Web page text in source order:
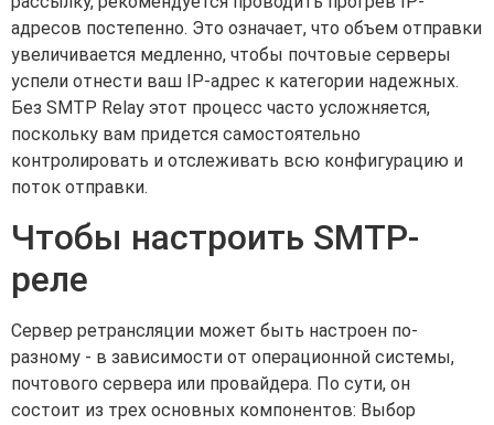
адресов постепенно. Это означает, что объем отправки
увеличивается медленно, чтобы почтовые серверы
успели отнести ваш IP-адрес к категории надежных.
Без SMTP Relay этот процесс часто усложняется,
поскольку вам придется самостоятельно
контролировать и отслеживать всю конфигурацию и
поток отправки.
Чтобы настроить SMTP-
реле
Сервер ретрансляции может быть настроен по-
разному - в зависимости от операционной системы,
почтового сервера или провайдера. По сути, он
состоит из трех основных компонентов: Выбор